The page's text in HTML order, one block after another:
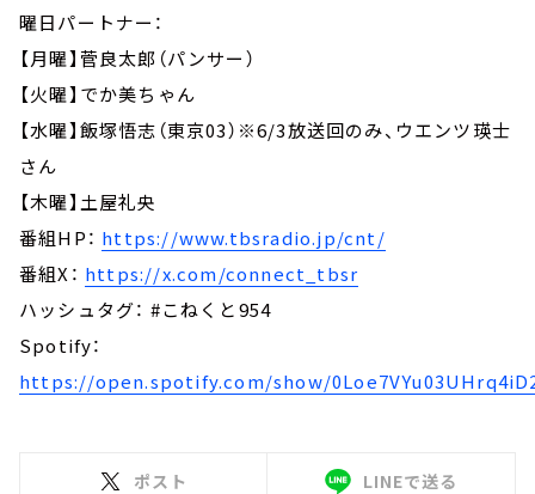
曜日パートナー：
【月曜】菅良太郎（パンサー）
【火曜】でか美ちゃん
【水曜】飯塚悟志（東京03）※6/3放送回のみ、ウエンツ瑛士
さん
【木曜】土屋礼央
番組HP： https://www.tbsradio.jp/cnt/
番組X： https://x.com/connect_tbsr
ハッシュタグ： #こねくと954
Spotify：
https://open.spotify.com/show/
ポスト LINEで送る